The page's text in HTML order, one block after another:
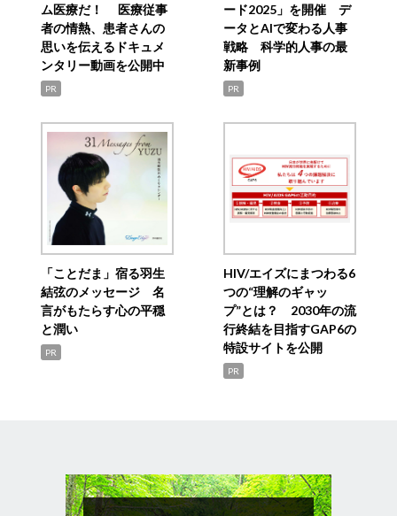
ム医療だ！ 医療従事
者の情熱、患者さんの
思いを伝えるドキュメ
ンタリー動画を公開中
PR
ード2025」を開催 デ
ータとAIで変わる人事
戦略 科学的人事の最
新事例
PR
「ことだま」宿る羽生
結弦のメッセージ 名
言がもたらす心の平穏
と潤い
PR
HIV/エイズにまつわる6
つの“理解のギャッ
プ”とは？ 2030年の流
行終結を目指すGAP6の
特設サイトを公開
PR